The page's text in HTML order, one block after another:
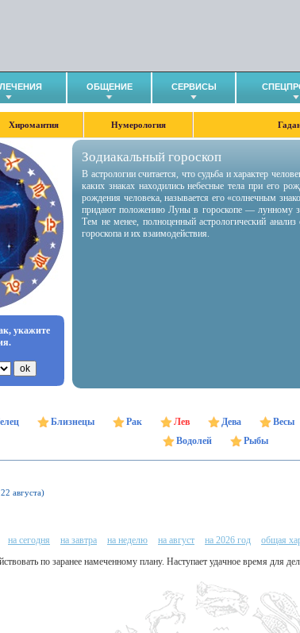
ОБЩЕНИЕ СЕРВИСЫ
Хиромантия Нумерология
укажите
Зодиакальный гороскоп
В астрологии считается, что судьба и характер
каких знаках находились небесные тела при его
рождения человека, называется его «солнечным
придают положению Луны в гороскопе — лунному
Тем не менее, полноценный астрологический
гороскопа и их взаимодействия.
Близнецы Рак Лев Дева Весы
Водолей
Рыбы
августа)
на сегодня на завтра на неделю на август на 2026 год
общая
по заранее намеченному плану. Наступает удачное время для